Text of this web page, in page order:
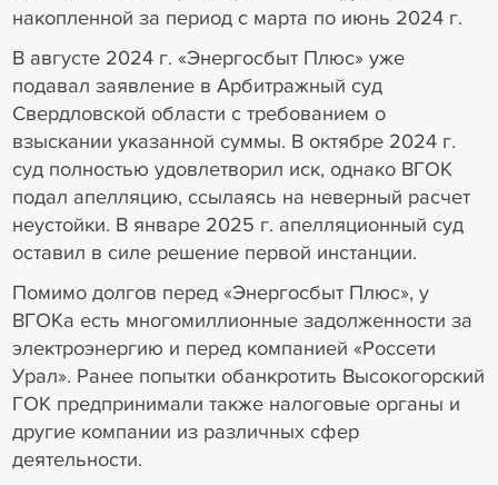
накопленной за период с марта по июнь 2024 г.
В августе 2024 г. «Энергосбыт Плюс» уже
подавал заявление в Арбитражный суд
Свердловской области с требованием о
взыскании указанной суммы. В октябре 2024 г.
суд полностью удовлетворил иск, однако ВГОК
подал апелляцию, ссылаясь на неверный расчет
неустойки. В январе 2025 г. апелляционный суд
оставил в силе решение первой инстанции.
Помимо долгов перед «Энергосбыт Плюс», у
ВГОКа есть многомиллионные задолженности за
электроэнергию и перед компанией «Россети
Урал». Ранее попытки обанкротить Высокогорский
ГОК предпринимали также налоговые органы и
другие компании из различных сфер
деятельности.